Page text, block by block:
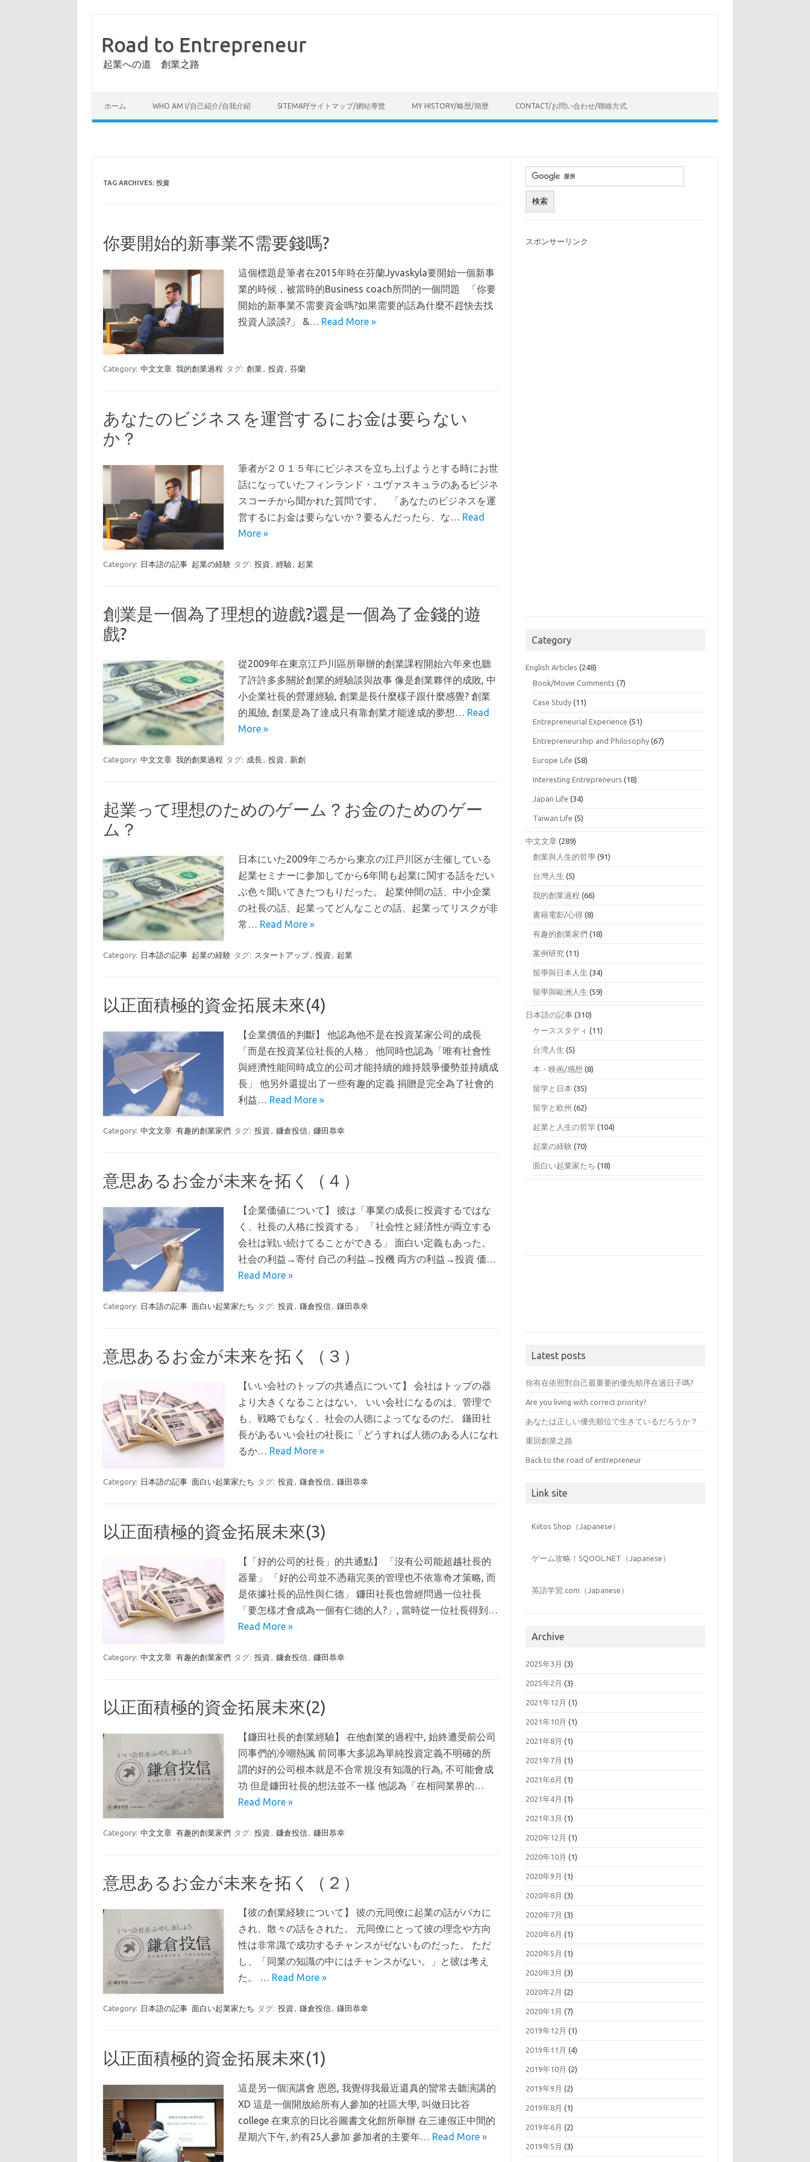
Road to Entrepreneur
起業への道 創業之路
ホーム WHO AM I/自己紹介/自我介紹 SITEMAP/サイトマップ/網站導覽 MY HISTORY/略歴/簡歷 CONTACT/お問い合わせ/聯絡方式
TAG ARCHIVES:投資
你要開始的新事業不需要錢嗎?
這個標題是筆者在2015年時在芬蘭Jyvaskyla要開始一個新事
業的時候，被當時的Business coach所問的一個問題 「你要
開始的新事業不需要資金嗎?如果需要的話為什麼不趕快去找
投資人談談?」 &… Read More »
Category: 中文文章 我的創業過程 タグ: 創業, 投資 , 芬蘭
あなたのビジネスを運営するにお金は要らない
か？
筆者が２０１５年にビジネスを立ち上げようとする時にお世
話になっていたフィンランド・ユヴァスキュラのあるビジネ
スコーチから聞かれた質問です。 「あなたのビジネスを運
営するにお金は要らないか？要るんだったら、な… Read
More »
Category: 日本語の記事 起業の経験 タグ: 投資 , 經驗, 起業
創業是一個為了理想的遊戲?還是一個為了金錢的遊
戲?
從2009年在東京江戶川區所舉辦的創業課程開始六年來也聽
了許許多多關於創業的經驗談與故事 像是創業夥伴的成敗, 中
小企業社長的營運經驗, 創業是長什麼樣子跟什麼感覺? 創業
的風險, 創業是為了達成只有靠創業才能達成的夢想… Read
More »
Category: 中文文章 我的創業過程 タグ: 成長, 投資 , 新創
起業って理想のためのゲーム？お金のためのゲー
ム？
日本にいた2009年ごろから東京の江戸川区が主催している
起業セミナーに参加してから6年間も起業に関する話をだい
ぶ色々聞いてきたつもりだった。 起業仲間の話、中小企業
の社長の話、起業ってどんなことの話、起業ってリスクが非
常… Read More »
Category: 日本語の記事 起業の経験 タグ: スタートアップ, 投資 , 起業
以正面積極的資金拓展未來(4)
【企業價值的判斷】 他認為他不是在投資某家公司的成長
「而是在投資某位社長的人格」 他同時也認為「唯有社會性
與經濟性能同時成立的公司才能持續的維持競爭優勢並持續成
長」 他另外還提出了一些有趣的定義 捐贈是完全為了社會的
利益… Read More »
Category: 中文文章 有趣的創業家們 タグ: 投資 , 鐮倉投信, 鐮田恭幸
意思あるお金が未来を拓く（４）
【企業価値について】 彼は「事業の成長に投資するではな
く、社長の人格に投資する」 「社会性と経済性が両立する
会社は戦い続けてることができる」 面白い定義もあった。
社会の利益→寄付 自己の利益→投機 両方の利益→投資 価…
Read More »
Category: 日本語の記事 面白い起業家たち タグ: 投資 , 鎌倉投信, 鎌田恭幸
意思あるお金が未来を拓く（３）
【いい会社のトップの共通点について】 会社はトップの器
より大きくなることはない。 いい会社になるのは、管理で
も、戦略でもなく、社会の人徳によってなるのだ。 鎌田社
長があるいい会社の社長に「どうすれば人徳のある人になれ
るか… Read More »
Category: 日本語の記事 面白い起業家たち タグ: 投資 , 鎌倉投信, 鎌田恭幸
以正面積極的資金拓展未來(3)
【「好的公司的社長」的共通點】 「沒有公司能超越社長的
器量」 「好的公司並不憑藉完美的管理也不依靠奇才策略, 而
是依據社長的品性與仁德」 鐮田社長也曾經問過一位社長
「要怎樣才會成為一個有仁德的人?」, 當時從一位社長得到…
Read More »
Category: 中文文章 有趣的創業家們 タグ: 投資 , 鐮倉投信, 鐮田恭幸
以正面積極的資金拓展未來(2)
【鐮田社長的創業經驗】 在他創業的過程中, 始終遭受前公司
同事們的冷嘲熱諷 前同事大多認為單純投資定義不明確的所
謂的好的公司根本就是不合常規沒有知識的行為, 不可能會成
功 但是鐮田社長的想法並不一樣 他認為「在相同業界的…
Read More »
Category: 中文文章 有趣的創業家們 タグ: 投資 , 鐮倉投信, 鐮田恭幸
意思あるお金が未来を拓く（２）
【彼の創業経験について】 彼の元同僚に起業の話がバカに
され、散々の話をされた。 元同僚にとって彼の理念や方向
性は非常識で成功するチャンスがゼないものだった。 ただ
し、「同業の知識の中にはチャンスがない。」と彼は考え
た。 … Read More »
Category: 日本語の記事 面白い起業家たち タグ: 投資 , 鎌倉投信, 鎌田恭幸
以正面積極的資金拓展未來(1)
這是另一個演講會 恩恩, 我覺得我最近還真的蠻常去聽演講的
XD 這是一個開放給所有人參加的社區大學, 叫做日比谷
college 在東京的日比谷圖書文化館所舉辦 在三連假正中間的
星期六下午, 約有25人參加 參加者的主要年… Read More »
スポンサーリンク
Category
English Articles (248)
Book/Movie Comments (7)
Case Study (11)
Entrepreneurial Experience (51)
Entrepreneurship and Philosophy (67)
Europe Life (58)
Interesting Entrepreneurs (18)
Japan Life (34)
Taiwan Life (5)
中文文章 (289)
創業與人生的哲學 (91)
台灣人生 (5)
我的創業過程 (66)
書籍電影/心得 (8)
有趣的創業家們 (18)
案例研究 (11)
留學與日本人生 (34)
留學與歐洲人生 (59)
日本語の記事 (310)
ケーススタディ (11)
台湾人生 (5)
本・映画/感想 (8)
留学と日本 (35)
留学と欧州 (62)
起業と人生の哲学 (104)
起業の経験 (70)
面白い起業家たち (18)
Latest posts
你有在依照對自己最重要的優先順序在過日子嗎?
Are you living with correct priority?
あなたは正しい優先順位で生きているだろうか？
重回創業之路
Back to the road of entrepreneur
Link site
Kiitos Shop（Japanese）
ゲーム攻略！SQOOL.NET（Japanese）
英語学習.com（Japanese）
Archive
2025年3月 (3)
2025年2月 (3)
2021年12月 (1)
2021年10月 (1)
2021年8月 (1)
2021年7月 (1)
2021年6月 (1)
2021年4月 (1)
2021年3月 (1)
2020年12月 (1)
2020年10月 (1)
2020年9月 (1)
2020年8月 (3)
2020年7月 (3)
2020年6月 (1)
2020年5月 (1)
2020年3月 (3)
2020年2月 (2)
2020年1月 (7)
2019年12月 (1)
2019年11月 (4)
2019年10月 (2)
2019年9月 (2)
2019年8月 (1)
2019年6月 (2)
2019年5月 (3)